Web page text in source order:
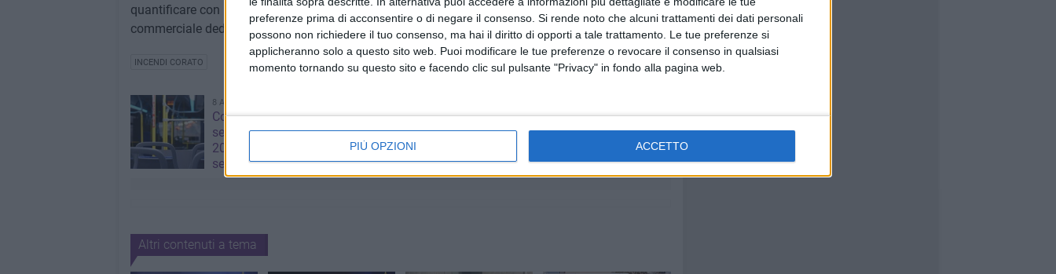
preferenze prima di acconsentire o di negare il consenso. Si rende noto che alcuni trattamenti dei dati personali
possono non richiedere il tuo consenso, ma hai il diritto di opporti a tale trattamento. Le tue preferenze si
applicheranno solo a questo sito web. Puoi modificare le tue preferenze o revocare il consenso in qualsiasi
momento tornando su questo sito e facendo clic sul pulsante "Privacy" in fondo alla pagina web.
PIÙ OPZIONI ACCETTO
quantificare con precisione, visto che comprendono, oltre all'auto, anche un nuovo spazio
commerciale dedicato a porte e finestre.
INCENDI CORATO
8 AGOSTO 2026
Corato, aperte le iscrizioni al
servizio di trasporto scolastico
2026/2027: domande fino al 14
settembre
Uomo fermato in via Porta Pia:
intervento lampo degli agenti in
Altri contenuti a tema